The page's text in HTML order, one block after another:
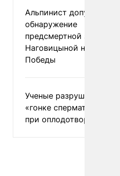
Альпинист допустил
обнаружение
предсмертной записки
Наговицыной на пике
Победы
Ученые разрушили миф
«гонке
при оплодотворении